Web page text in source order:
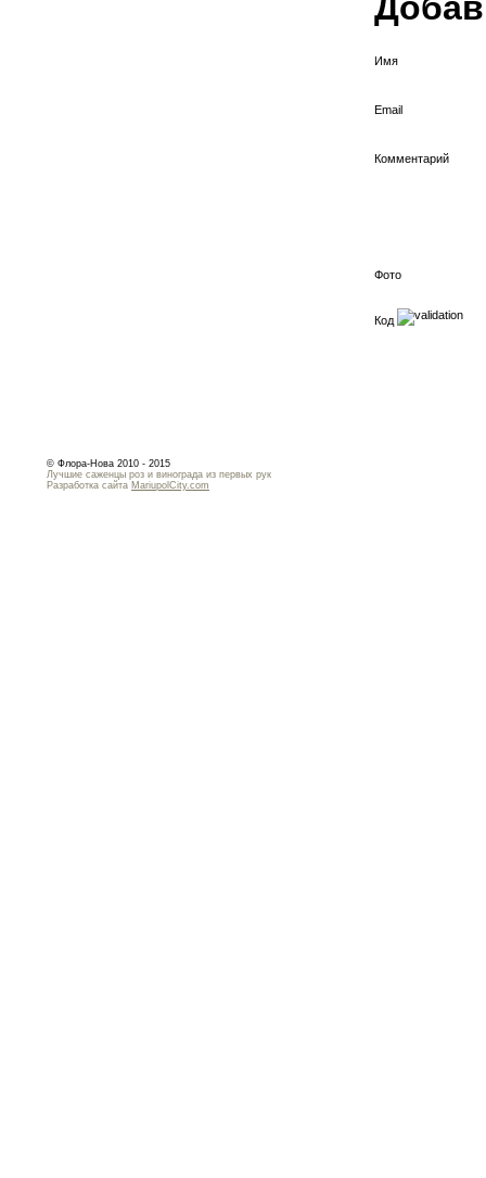
Имя
Email
Комментарий
Фото
Код
© Флора-Нова 2010 - 2015
Лучшие саженцы роз и винограда из первых рук
Разработка сайта MariupolCity.com